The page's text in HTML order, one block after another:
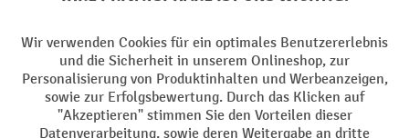
Impressum Datenschutz